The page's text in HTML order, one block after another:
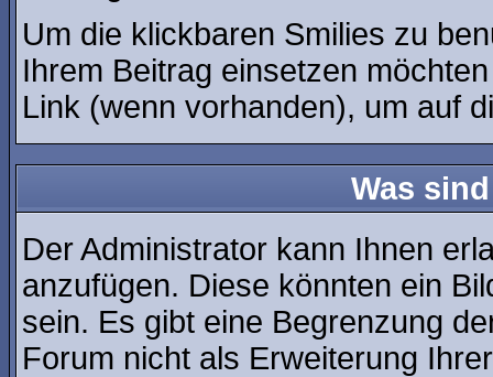
Um die klickbaren Smilies zu
Ihrem Beitrag einsetzen
Link (wenn vorhanden), um auf
Was
Der Administrator kann Ihnen
anzufügen. Diese könnten ein
sein. Es gibt eine Begrenzung
Forum nicht als Erweiterung